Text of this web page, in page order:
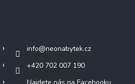
info@neonabytek.cz
+420 702 007 190